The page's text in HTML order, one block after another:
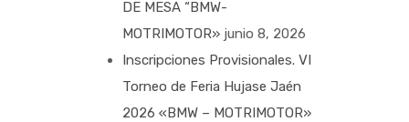
DE MESA “BMW-
MOTRIMOTOR» junio 8, 2026
Inscripciones Provisionales. VI
Torneo de Feria Hujase Jaén
2026 «BMW – MOTRIMOTOR»